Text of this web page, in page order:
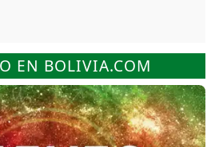
EN BOLIVIA.COM